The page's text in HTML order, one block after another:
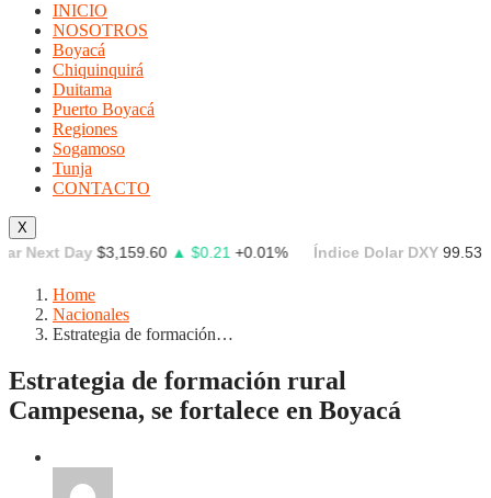
INICIO
NOSOTROS
Boyacá
Chiquinquirá
Duitama
Puerto Boyacá
Regiones
Sogamoso
Tunja
CONTACTO
X
Day $3,159.60 ▲ $0.21+0.01% Índice Dolar DXY 99.539 ▼ -
Home
Nacionales
Estrategia de formación…
Estrategia de formación rural
Campesena, se fortalece en Boyacá